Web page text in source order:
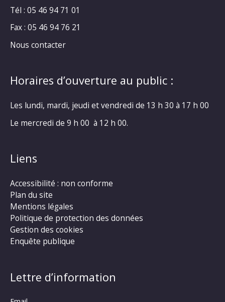
Tél : 05 46 94 71 01
Fax : 05 46 94 76 21
Nous contacter
Horaires d’ouverture au public :
Les lundi, mardi, jeudi et vendredi de 13 h 30 à 17 h 00
Le mercredi de 9 h 00 à 12 h 00.
Liens
Accessibilité : non conforme
Plan du site
Mentions légales
Politique de protection des données
Gestion des cookies
Enquête publique
Lettre d’information